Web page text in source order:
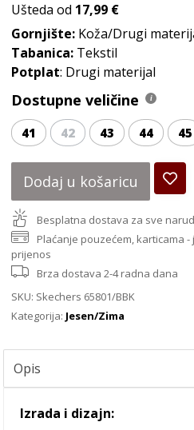
Ušteda od 17,99 €
Gornjište: Koža/Drugi
Tabanica: Tekstil
Potplat: Drugi materijal
Dostupne veličine
41 42 43 44 45
Dodaj u košaricu
Besplatna dostava za sve
Plaćanje pouzećem, karticama
prijenos
Brza dostava 2-4 radna dana
SKU: Skechers 65801/BBK
Kategorija: Jesen/Zima
Izrada i dizajn: